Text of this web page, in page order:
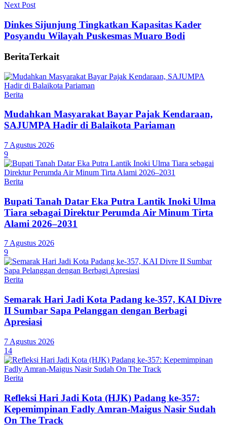
Next Post
Dinkes Sijunjung Tingkatkan Kapasitas Kader
Posyandu Wilayah Puskesmas Muaro Bodi
BeritaTerkait
Berita
Mudahkan Masyarakat Bayar Pajak Kendaraan,
SAJUMPA Hadir di Balaikota Pariaman
7 Agustus 2026
9
Berita
Bupati Tanah Datar Eka Putra Lantik Inoki Ulma
Tiara sebagai Direktur Perumda Air Minum Tirta
Alami 2026–2031
7 Agustus 2026
9
Berita
Semarak Hari Jadi Kota Padang ke-357, KAI Divre
II Sumbar Sapa Pelanggan dengan Berbagi
Apresiasi
7 Agustus 2026
14
Berita
Refleksi Hari Jadi Kota (HJK) Padang ke-357:
Kepemimpinan Fadly Amran-Maigus Nasir Sudah
On The Track